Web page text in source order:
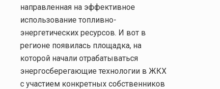
направленная на эффективное
использование топливно-
энергетических ресурсов. И вот в
регионе появилась площадка, на
которой начали отрабатываться
энергосберегающие технологии в ЖКХ
с участием конкретных собственников